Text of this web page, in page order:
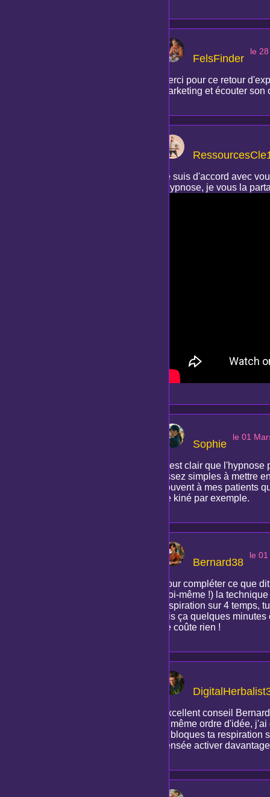
FelsFinder
le
Merci pour ce retour
marketing et écouter
Je suis d'accord avec
l'hypnose, je vous la
Sophie
le 01
C'est clair que
assez simples à mettre
souvent à mes patients
de kiné par exemple.
Bernard38
le
Pour compléter ce que
moi-même !) la
respiration sur 4 temps,
fais ça quelques
ne coûte rien !
Excellent conseil
le même ordre d'idée,
tu bloques ta
censée activer